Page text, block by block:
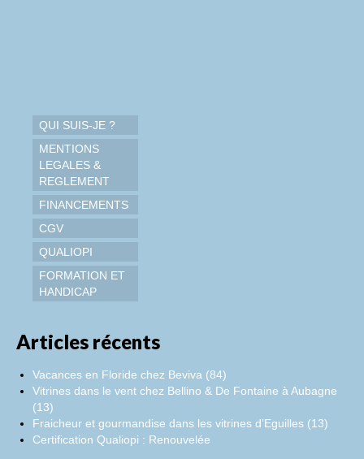
QUI SUIS-JE ?
MENTIONS
LEGALES &
REGLEMENT
FINANCEMENTS
CGV
QUALIOPI
FORMATION ET
HANDICAP
Articles récents
Vacances en Floride chez Beviva (84)
Vitrines dans le vent chez Bellino & De Fontaine à Aubagne
(13)
Fraicheur et gourmandise dans les vitrines d’Eguilles (13)
Certification Qualiopi : Renouvelée